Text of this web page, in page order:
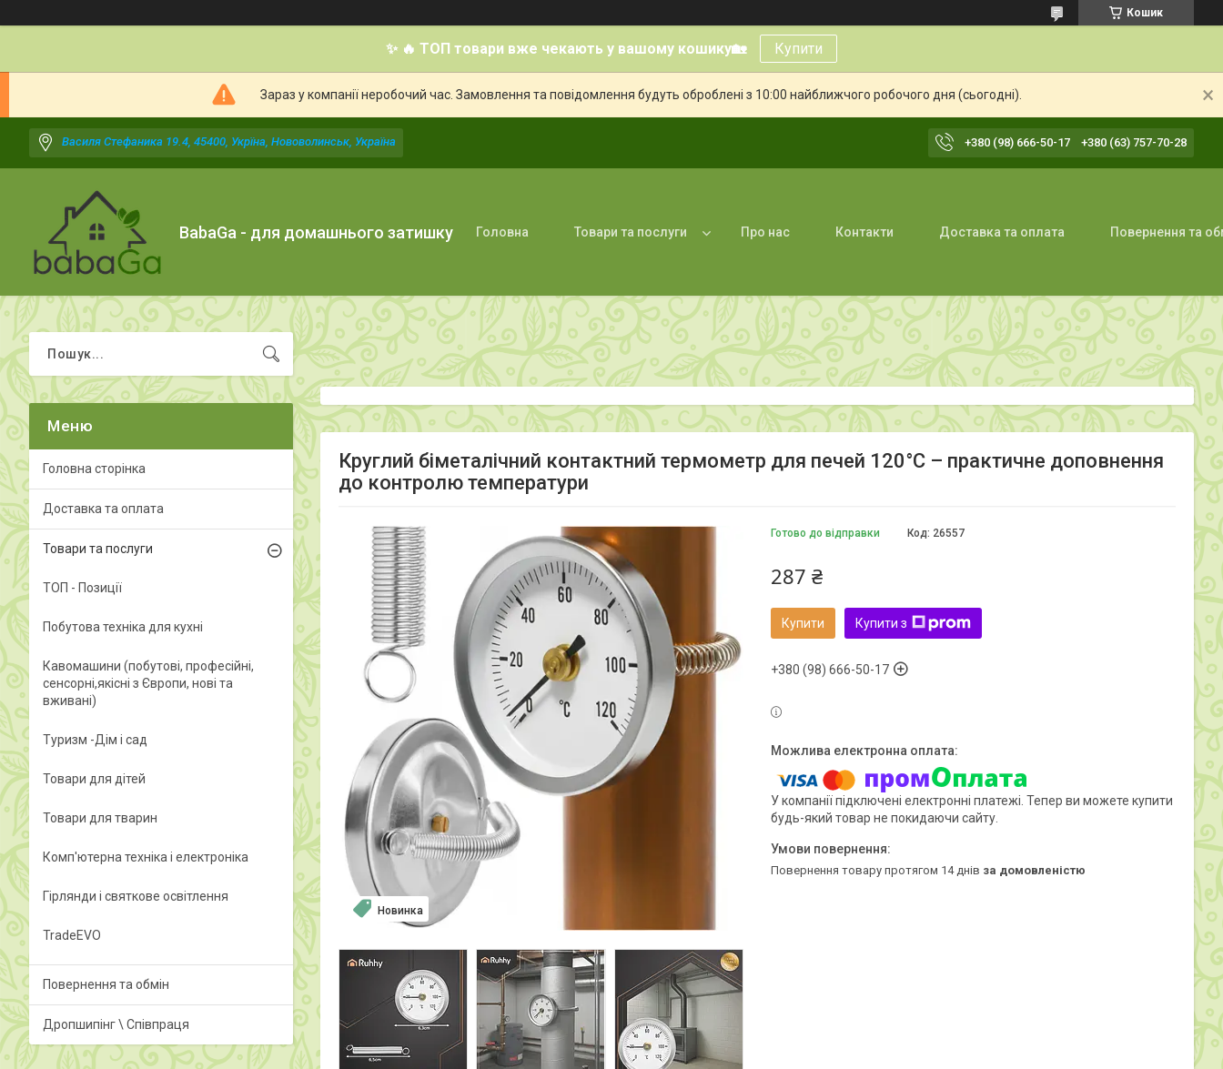
Кошик
✨ 🔥 ТОП товари вже чекають у вашому кошику🏡 Купити
Зараз у компанії неробочий час. Замовлення та повідомлення будуть оброблені з 10:00 найближчого робочого дня (сьогодні).
Василя Стефаника 19.4, 45400, Укрїна, Нововолинськ, Україна +380 (98) 666-50-17 +380 (63) 757-70-28
BabaGa - для домашнього затишку Головна Товари та послуги Про нас Контакти Доставка та оплата Повернення та
Круглий біметалічний контактний термометр для печей 120°C – практичне доповнення
до контролю температури
Новинка
Готово до відправки Код: 26557
287 ₴
Купити Купити з
+380 (98) 666-50-17
У компанії підключені електронні платежі. Тепер ви можете купити
будь-який товар не покидаючи сайту.
повернення товару протягом 14 днів за домовленістю
Головна сторінка
Доставка та оплата
Товари та послуги
ТОП - Позиції
Побутова техніка для кухні
Кавомашини (побутові, професійні,
сенсорні,якісні з Європи, нові та
вживані)
Туризм -Дім і сад
Товари для дітей
Товари для тварин
Комп'ютерна техніка і електроніка
Гірлянди і святкове освітлення
TradeEVO
Повернення та обмін
Дропшипінг \ Співпраця